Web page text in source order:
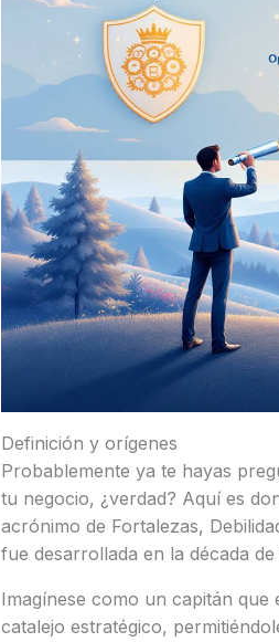
Definición y orígenes
Probablemente ya te hayas
tu negocio, ¿verdad? Aquí es
acrónimo de Fortalezas,
fue desarrollada en la década
Imagínese como un capitán que
catalejo estratégico,